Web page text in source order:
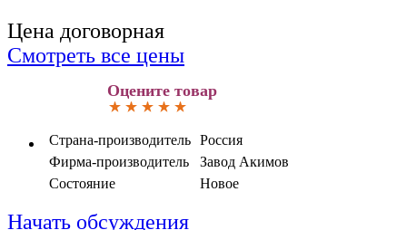
Цена договорная
Смотреть все цены
Оцените товар
Страна-производитель Россия
Фирма-производитель
Завод Акимов
Состояние
Новое
Начать обсуждения